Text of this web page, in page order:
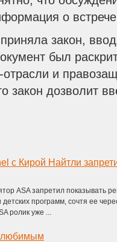
о
закон,
был
отрасли и
закон дозволит
с Кирой Найтли
ASA запретил показывать
программ, сочтя ее
ролик уже ...
любимым